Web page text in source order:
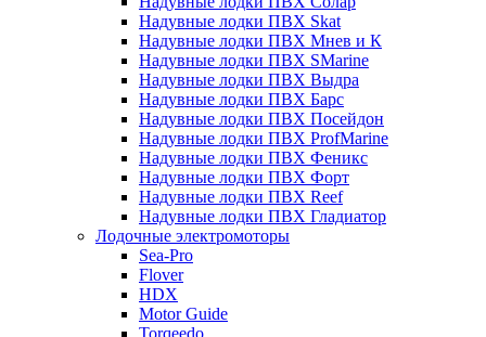
Надувные лодки ПВХ Skat
Надувные лодки ПВХ Мнев и К
Надувные лодки ПВХ SMarine
Надувные лодки ПВХ Выдра
Надувные лодки ПВХ Барс
Надувные лодки ПВХ Посейдон
Надувные лодки ПВХ ProfMarine
Надувные лодки ПВХ Феникс
Надувные лодки ПВХ Форт
Надувные лодки ПВХ Reef
Надувные лодки ПВХ Гладиатор
Лодочные электромоторы
Sea-Pro
Flover
HDX
Motor Guide
Torqeedo